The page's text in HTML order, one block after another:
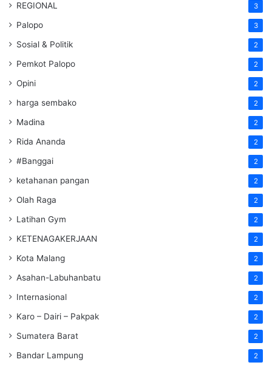
REGIONAL 3
Palopo 3
Sosial & Politik 2
Pemkot Palopo 2
Opini 2
harga sembako 2
Madina 2
Rida Ananda 2
#Banggai 2
ketahanan pangan 2
Olah Raga 2
Latihan Gym 2
KETENAGAKERJAAN 2
Kota Malang 2
Asahan-Labuhanbatu 2
Internasional 2
Karo – Dairi – Pakpak 2
Sumatera Barat 2
Bandar Lampung 2